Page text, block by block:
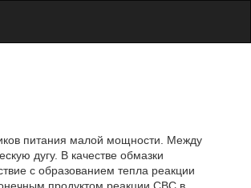
питания малой мощности. Между
дугу. В качестве обмазки
с образованием тепла реакции